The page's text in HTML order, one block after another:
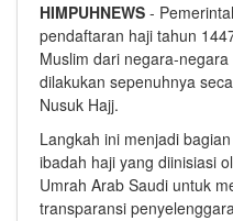
HIMPUHNEWS -
pendaftaran haji tahun
Muslim dari negara-
dilakukan sepenuhnya
Nusuk Hajj.
Langkah ini menjadi
ibadah haji yang diinisiasi
Umrah Arab Saudi untuk
transparansi